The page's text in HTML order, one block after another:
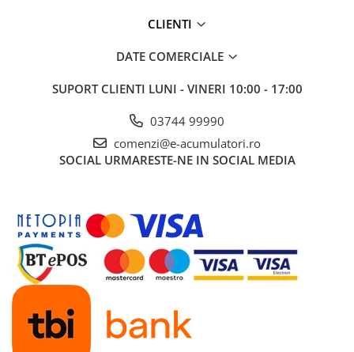
Invertoare
CLIENTI
DATE COMERCIALE
SUPORT CLIENTI LUNI - VINERI 10:00 - 17:00
03744 99990
comenzi@e-acumulatori.ro
SOCIAL URMARESTE-NE IN SOCIAL MEDIA